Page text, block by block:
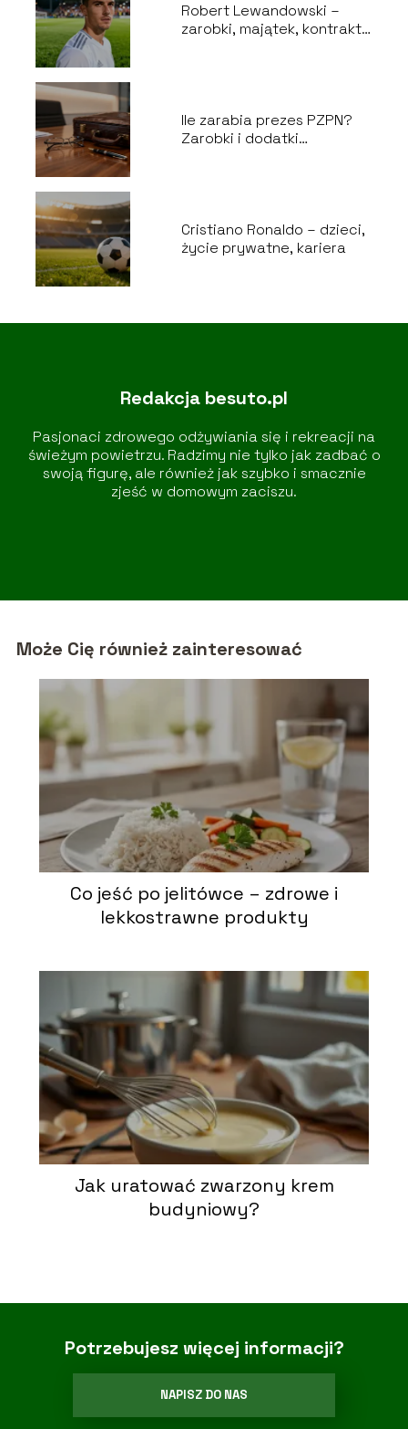
Robert Lewandowski –
zarobki, majątek, kontrakt,
Ile zarabia prezes PZPN?
Zarobki i dodatki
Cristiano Ronaldo – dzieci,
życie prywatne, kariera
Redakcja besuto.pl
Pasjonaci zdrowego odżywiania się i rekreacji na
świeżym powietrzu. Radzimy nie tylko jak zadbać o
swoją figurę, ale również jak szybko i smacznie
zjeść w domowym zaciszu.
Może Cię również zainteresować
Co jeść po jelitówce – zdrowe i
lekkostrawne produkty
Jak uratować zwarzony krem
budyniowy?
Potrzebujesz więcej informacji?
NAPISZ DO NAS